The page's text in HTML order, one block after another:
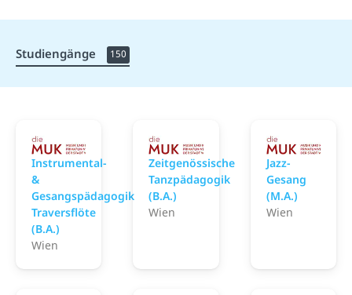
Studiengänge 150
MUK - Musik und Kunst Privatuniversität der
Instrumental-
&
Gesangspädagogik
Traversflöte
(B.A.)
Wien
MUK - Musik und Kunst
Zeitgenössische
Tanzpädagogik
(B.A.)
Wien
Jazz-
Gesang
(M.A.)
Wien